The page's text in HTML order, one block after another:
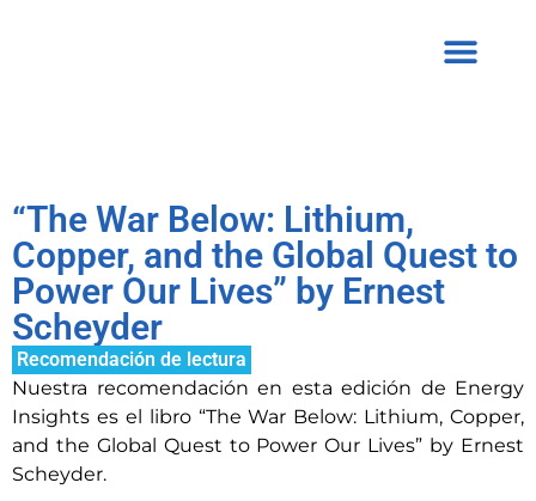
“The War Below: Lithium,
Copper, and the Global Quest to
Power Our Lives” by Ernest
Scheyder
Recomendación de lectura
Nuestra recomendación en esta edición de Energy
Insights es el libro “The War Below: Lithium, Copper,
and the Global Quest to Power Our Lives” by Ernest
Scheyder.